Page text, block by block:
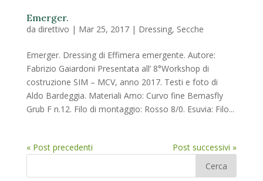
Emerger.
da direttivo | Mar 25, 2017| Dressing, Secche
Emerger. Dressing di Effimera emergente. Autore:
Fabrizio Gaiardoni Presentata all’ 8°Workshop di
costruzione SIM – MCV, anno 2017. Testi e foto di
Aldo Bardeggia. Materiali Amo: Curvo fine Bemasfly
Grub F n.12. Filo di montaggio: Rosso 8/0. Esuvia: Filo...
« Post precedenti Post successivi »